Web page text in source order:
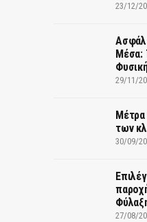
23/12/
Μέσα:
29/11/
Μέτρα
των
30/09/
27/08/